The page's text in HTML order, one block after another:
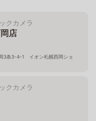
クカメラ
店
3条3-4-1 イオン札幌西岡ショ
クカメラ